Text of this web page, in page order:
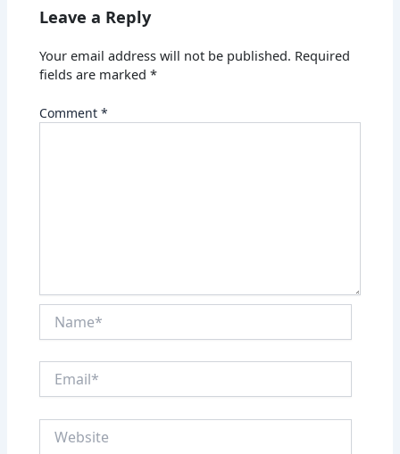
Leave a Reply
Your email address will not be published. Required
fields are marked*
Comment*